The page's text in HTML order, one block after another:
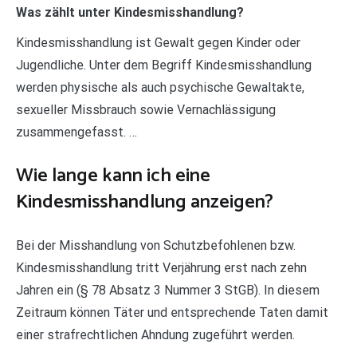
Was zählt unter Kindesmisshandlung?
Kindesmisshandlung ist Gewalt gegen Kinder oder
Jugendliche. Unter dem Begriff Kindesmisshandlung
werden physische als auch psychische Gewaltakte,
sexueller Missbrauch sowie Vernachlässigung
zusammengefasst. …
Wie lange kann ich eine
Kindesmisshandlung anzeigen?
Bei der Misshandlung von Schutzbefohlenen bzw.
Kindesmisshandlung tritt Verjährung erst nach zehn
Jahren ein (§ 78 Absatz 3 Nummer 3 StGB). In diesem
Zeitraum können Täter und entsprechende Taten damit
einer strafrechtlichen Ahndung zugeführt werden.